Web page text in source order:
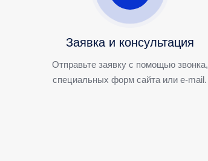
Заявка и консультация
Отправьте заявку с помощью звонка,
специальных форм сайта или e-mail.